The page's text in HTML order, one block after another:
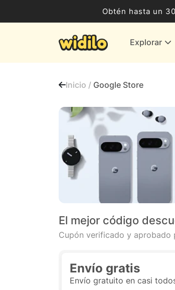
Obtén hasta un
Explorar
Ocio,
Proveedores de gas y
Todas las tiendas
Inicio / Google Store
El mejor código
Cupón verificado y aprobado
Envío gratis
Envío gratuito en casi